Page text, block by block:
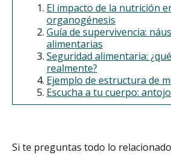
El impacto de la nutrición
organogénesis
Guía de supervivencia:
alimentarias
Seguridad alimentaria:
realmente?
Ejemplo de estructura de
Escucha a tu cuerpo:
Si te preguntas todo lo